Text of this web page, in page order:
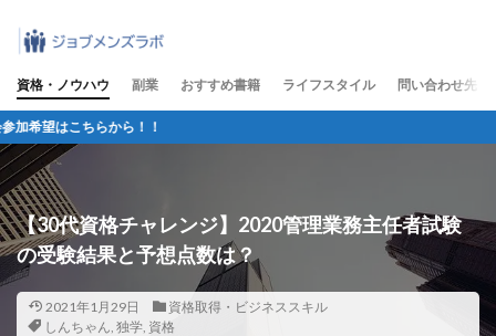
資格・ノウハウ 副業 おすすめ書籍 ライフスタイル 問い合わせ先
から！！
【30代資格チャレンジ】2020管理業務主任者試験
の受験結果と予想点数は？
2021年1月29日
資格取得・ビジネススキル
しんちゃん, 独学, 資格